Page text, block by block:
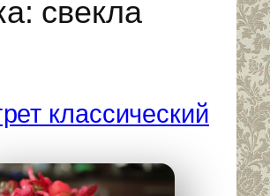
свекла
классический